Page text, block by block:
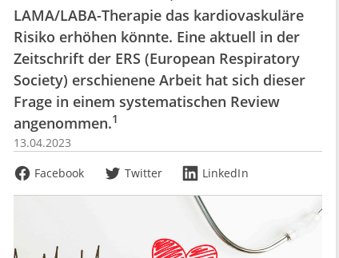
LAMA/LABA-Therapie das kardiovaskuläre
Risiko erhöhen könnte. Eine aktuell in der
Zeitschrift der ERS (European Respiratory
Society) erschienene Arbeit hat sich dieser
Frage in einem systematischen Review
angenommen.1
13.04.2023
Facebook
Twitter LinkedIn